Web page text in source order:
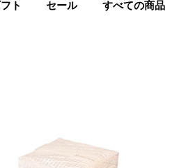
ト セール すべての商品